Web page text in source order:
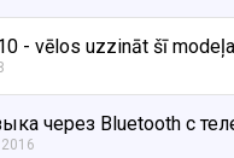
- vēlos uzzināt šī
через Bluetooth c